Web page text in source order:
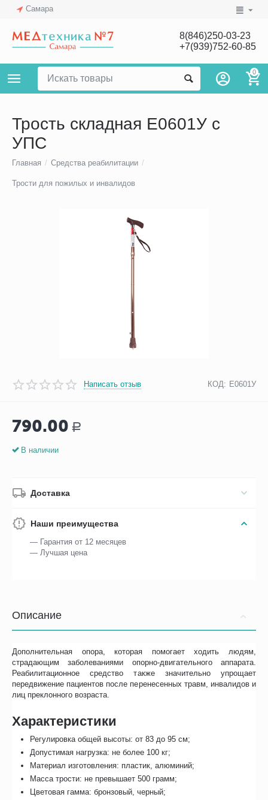
Самара
8(846)250-03-23
+7(939)752-60-85
0
Трость складная Е0601У с
УПС
Главная / Средства реабилитации /
Трости для пожилых и инвалидов
Написать отзыв КОД: Е0601У
790.00 Р
В наличии
Доставка
Наши преимущества
— Гарантия от 12 месяцев
— Лучшая цена
Описание
Дополнительная опора, которая помогает ходить людям,
страдающим заболеваниями опорно-двигательного аппарата.
Реабилитационное средство также значительно упрощает
передвижение пациентов после перенесенных травм, инвалидов и
лиц преклонного возраста.
Характеристики
Регулировка общей высоты: от 83 до 95 см;
Допустимая нагрузка: не более 100 кг;
Материал изготовления: пластик, алюминий;
Масса трости: не превышает 500 грамм;
Цветовая гамма: бронзовый, черный;